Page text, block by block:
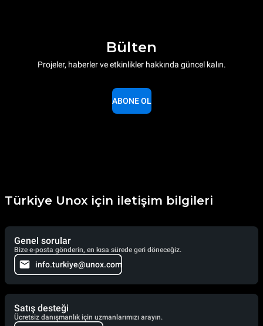
Bülten
Projeler, haberler ve etkinlikler hakkında güncel kalın.
ABONE OL
Türkiye Unox için iletişim bilgileri
Genel sorular
Bize e-posta gönderin, en kısa sürede geri döneceğiz.
info.turkiye@unox.com
Satış desteği
Ücretsiz danışmanlık için uzmanlarımızı arayın.